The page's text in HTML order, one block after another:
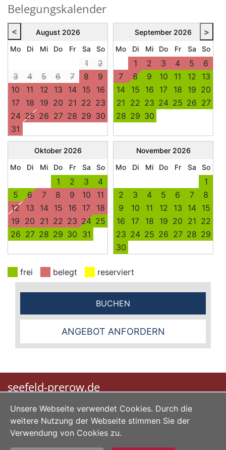
Unsere Webseite verwendet Cookies. Durch die
weitere Nutzung der Webseite stimmen Sie der
Verwendung von Cookies zu.
Belegungskalender
< August 2026
Mo
Di Mi Do Fr Sa So
1
2
3
4 5 6 7 8
9
10
11 12 13 14 15
16
17
18 19 20 21 22 23
24 25 26 27 28 29 30
31
September 2026
Mo
Di Mi Do Fr Sa So
1 2 3 4 5
6
7
8 9 10 11 12
13
14
15 16 17 18 19 20
21 22 23 24 25 26 27
28 29 30
Oktober 2026
Mo
Di Mi Do Fr Sa So
1 2 3
4
5
6 7 8 9 10
11
12
13 14 15 16 17
18
19 20 21 22 23 24 25
26 27 28 29 30 31
November 2026
Mo
Di Mi Do Fr Sa So
1
2
3 4 5 6 7
8
9
10 11 12 13 14
15
16
17 18 19 20 21 22
23 24 25 26 27 28 29
30
frei belegt reserviert
>
BUCHEN
ANGEBOT ANFORDERN
seefeld-prerow.de
| | |
Erstellt mitBuchungssoftware Fewo-Verwalter